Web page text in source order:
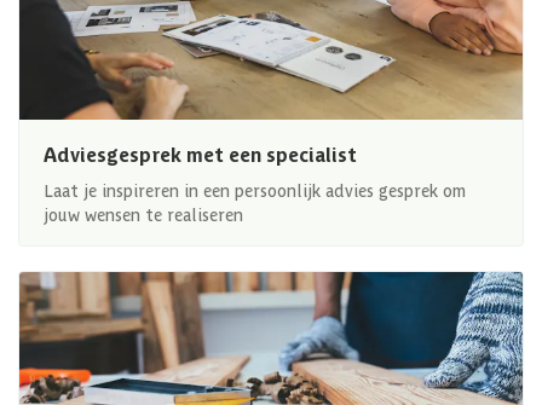
Adviesgesprek met een specialist
Laat je inspireren in een persoonlijk advies gesprek om
jouw wensen te realiseren